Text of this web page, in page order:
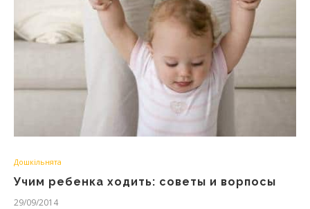
Дошкільнята
Учим ребенка ходить: советы и ворпосы
29/09/2014